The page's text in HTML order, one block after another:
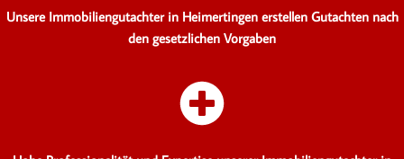
Unsere Immobiliengutachter in Heimertingen erstellen Gutachten nach
den gesetzlichen Vorgaben